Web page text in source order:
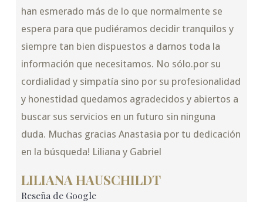
han esmerado más de lo que normalmente se
espera para que pudiéramos decidir tranquilos y
siempre tan bien dispuestos a darnos toda la
información que necesitamos. No sólo.por su
cordialidad y simpatía sino por su profesionalidad
y honestidad quedamos agradecidos y abiertos a
buscar sus servicios en un futuro sin ninguna
duda. Muchas gracias Anastasia por tu dedicación
en la búsqueda! Liliana y Gabriel
LILIANA HAUSCHILDT
Reseña de Google